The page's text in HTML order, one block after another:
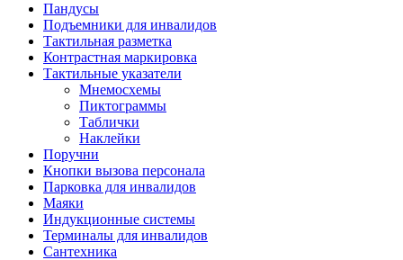
Пандусы
Подъемники для инвалидов
Тактильная разметка
Контрастная маркировка
Тактильные указатели
Мнемосхемы
Пиктограммы
Таблички
Наклейки
Поручни
Кнопки вызова персонала
Парковка для инвалидов
Маяки
Индукционные системы
Терминалы для инвалидов
Сантехника